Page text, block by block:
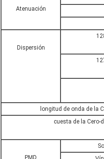
Atenuación
Dispersión
longitud de onda de la
cuesta de la Cero-